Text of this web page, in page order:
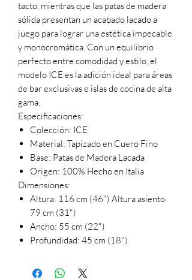
tacto, mientras que las patas de madera
sólida presentan un acabado lacado a
juego para lograr una estética impecable
y monocromática. Con un equilibrio
perfecto entre comodidad y estilo, el
modelo ICE es la adición ideal para áreas
de bar exclusivas e islas de cocina de alta
gama.
Especificaciones:
Colección: ICE
Material: Tapizado en Cuero Fino
Base: Patas de Madera Lacada
Origen: 100% Hecho en Italia
Dimensiones:
Altura: 116 cm (46") Altura asiento
79 cm (31")
Ancho: 55 cm (22")
Profundidad: 45 cm (18")